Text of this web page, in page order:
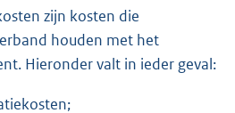
zijn kosten die
houden met het
Hieronder valt in ieder geval: